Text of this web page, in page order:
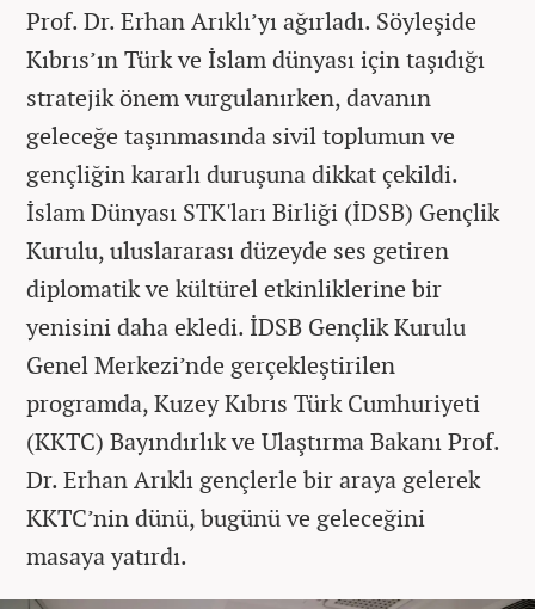
Prof. Dr. Erhan Arıklı’yı ağırladı. Söyleşide
Kıbrıs’ın Türk ve İslam dünyası için taşıdığı
stratejik önem vurgulanırken, davanın
geleceğe taşınmasında sivil toplumun ve
gençliğin kararlı duruşuna dikkat çekildi.
İslam Dünyası STK'ları Birliği (İDSB) Gençlik
Kurulu, uluslararası düzeyde ses getiren
diplomatik ve kültürel etkinliklerine bir
yenisini daha ekledi. İDSB Gençlik Kurulu
Genel Merkezi’nde gerçekleştirilen
programda, Kuzey Kıbrıs Türk Cumhuriyeti
(KKTC) Bayındırlık ve Ulaştırma Bakanı Prof.
Dr. Erhan Arıklı gençlerle bir araya gelerek
KKTC’nin dünü, bugünü ve geleceğini
masaya yatırdı.